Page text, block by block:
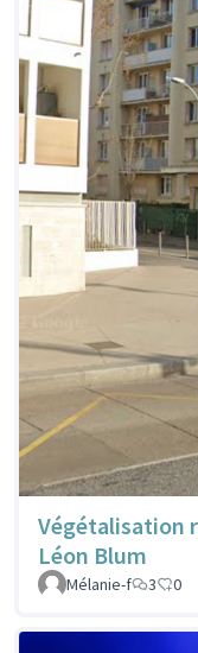
Végétalisation
Léon Blum
Mélanie-f
3 0